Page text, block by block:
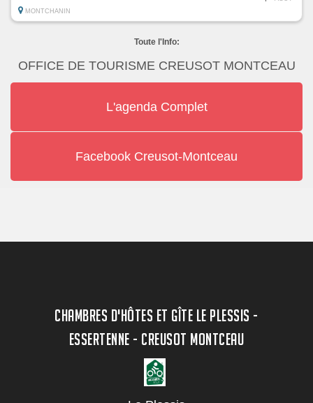
MONTCHANIN
Toute l'Info:
OFFICE DE TOURISME CREUSOT MONTCEAU
L'agenda Complet
Facebook Creusot-Montceau
CHAMBRES D'HÔTES ET GÎTE LE PLESSIS -
ESSERTENNE - CREUSOT MONTCEAU